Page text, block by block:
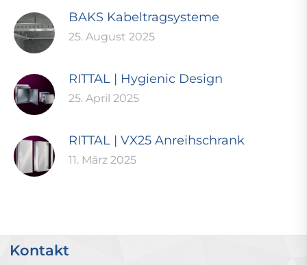
BAKS Kabeltragsysteme
25. August 2025
RITTAL | Hygienic Design
25. April 2025
RITTAL | VX25 Anreihschrank
11. März 2025
Kontakt